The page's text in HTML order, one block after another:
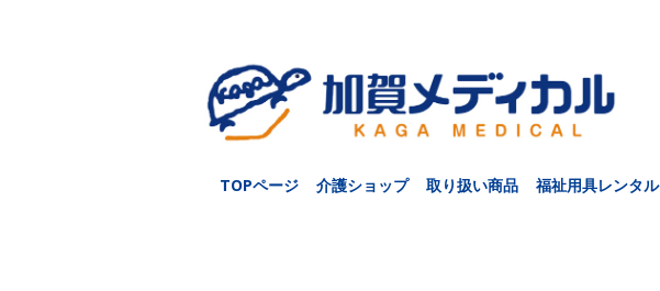
TOPページ 介護ショップ 取り扱い商品 福祉用具レンタル